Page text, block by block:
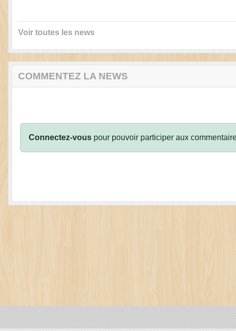
Voir toutes les news
COMMENTEZ LA NEWS
Connectez-vous pour pouvoir participer aux